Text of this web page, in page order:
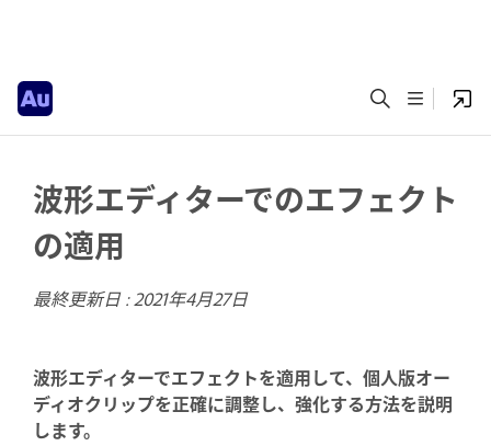
波形エディターでのエフェクト
の適用
最終更新日 :2021年4月27日
波形エディターでエフェクトを適用して、個人版オー
ディオクリップを正確に調整し、強化する方法を説明
します。